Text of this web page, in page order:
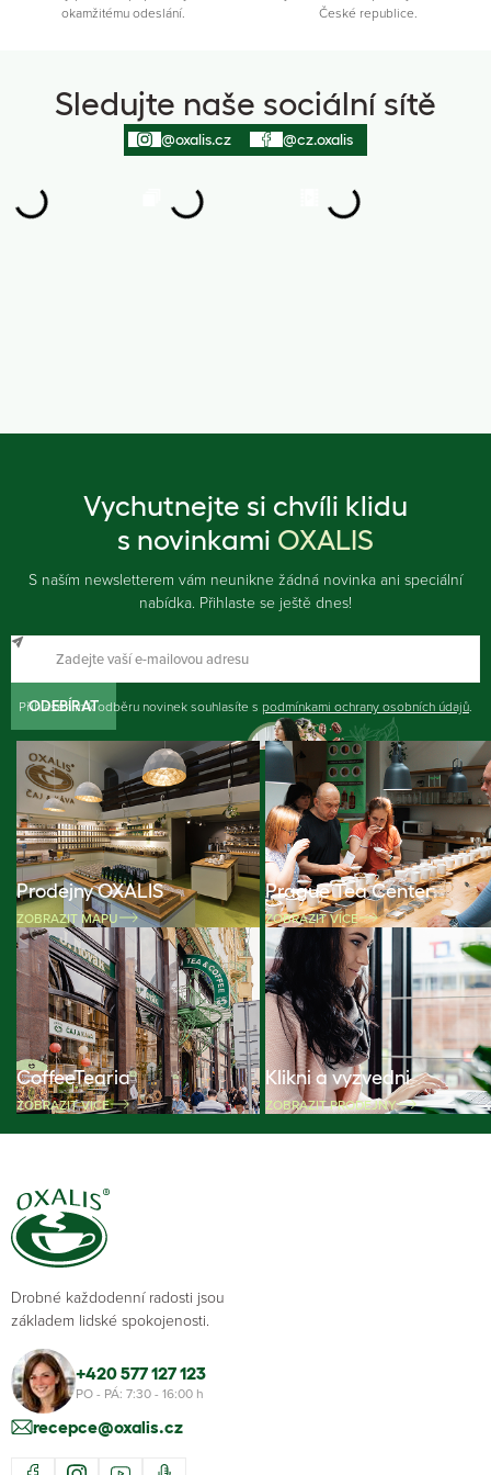
okamžitému odeslání.
České republice.
Sledujte naše sociální sítě
@oxalis.cz @cz.oxalis
Vychutnejte si chvíli klidu
s novinkami OXALIS
S naším newsletterem vám neunikne žádná novinka ani speciální
nabídka. Přihlaste se ještě dnes!
ODEBÍRAT
Přihlášením k odběru novinek souhlasíte s podmínkami ochrany osobních údajů.
Prodejny OXALIS
ZOBRAZIT MAPU
Prague Tea Center
ZOBRAZIT VÍCE
CoffeeTearia
ZOBRAZIT VÍCE
Klikni a vyzvedni
ZOBRAZIT PRODEJNY
Drobné každodenní radosti jsou
základem lidské spokojenosti.
+420 577 127 123
PO - PÁ: 7:30 - 16:00 h
recepce@oxalis.cz